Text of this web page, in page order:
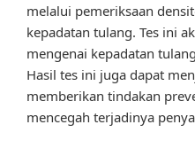
melalui pemeriksaan
kepadatan tulang. Tes ini
mengenai kepadatan
Hasil tes ini juga dapat
memberikan tindakan
mencegah terjadinya